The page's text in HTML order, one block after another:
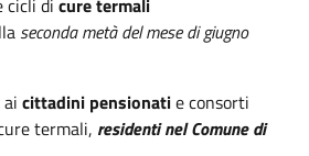
seconda metà del mese di giugno
cittadini pensionatie consorti
termali, residenti nel Comune di